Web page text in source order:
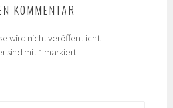
KOMMENTAR
wird nicht veröffentlicht.
sind mit * markiert